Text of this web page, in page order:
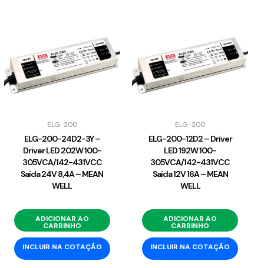
ELG-200
ELG-200-24D2-3Y –
Driver LED 202W 100-
305VCA/142-431VCC
Saída 24V 8,4A – MEAN
WELL
ADICIONAR AO
CARRINHO
INCLUIR NA COTAÇÃO
ELG-200
ELG-200-12D2 – Driver
LED 192W 100-
305VCA/142-431VCC
Saída 12V 16A – MEAN
WELL
ADICIONAR AO
CARRINHO
INCLUIR NA COTAÇÃO